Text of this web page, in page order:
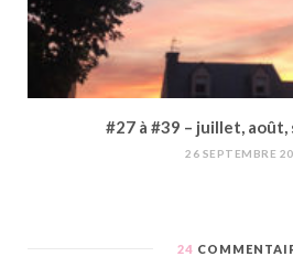
#27 à #39 – juillet,
26 SEPTEMBRE
24